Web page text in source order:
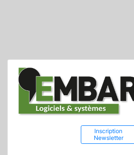
Inscription
Newsletter